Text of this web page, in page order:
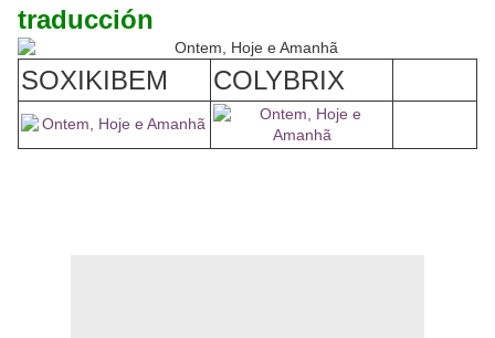
traducción
SOXIKIBEM COLYBRIX